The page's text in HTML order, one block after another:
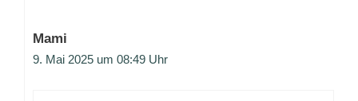
Mami
9. Mai 2025 um 08:49 Uhr